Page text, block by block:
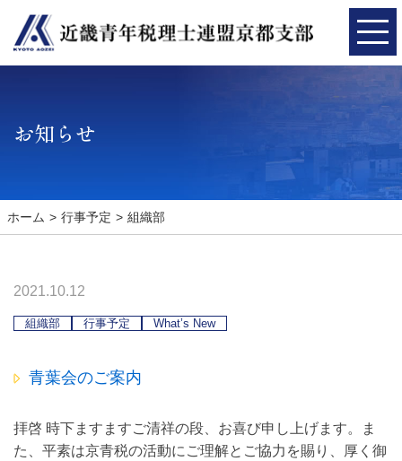
お知らせ
ホーム 行事予定 組織部
2021.10.12
組織部 行事予定 What’s New
青葉会のご案内
拝啓 時下ますますご清祥の段、お喜び申し上げます。ま
た、平素は京青税の活動にご理解とご協力を賜り、厚く御